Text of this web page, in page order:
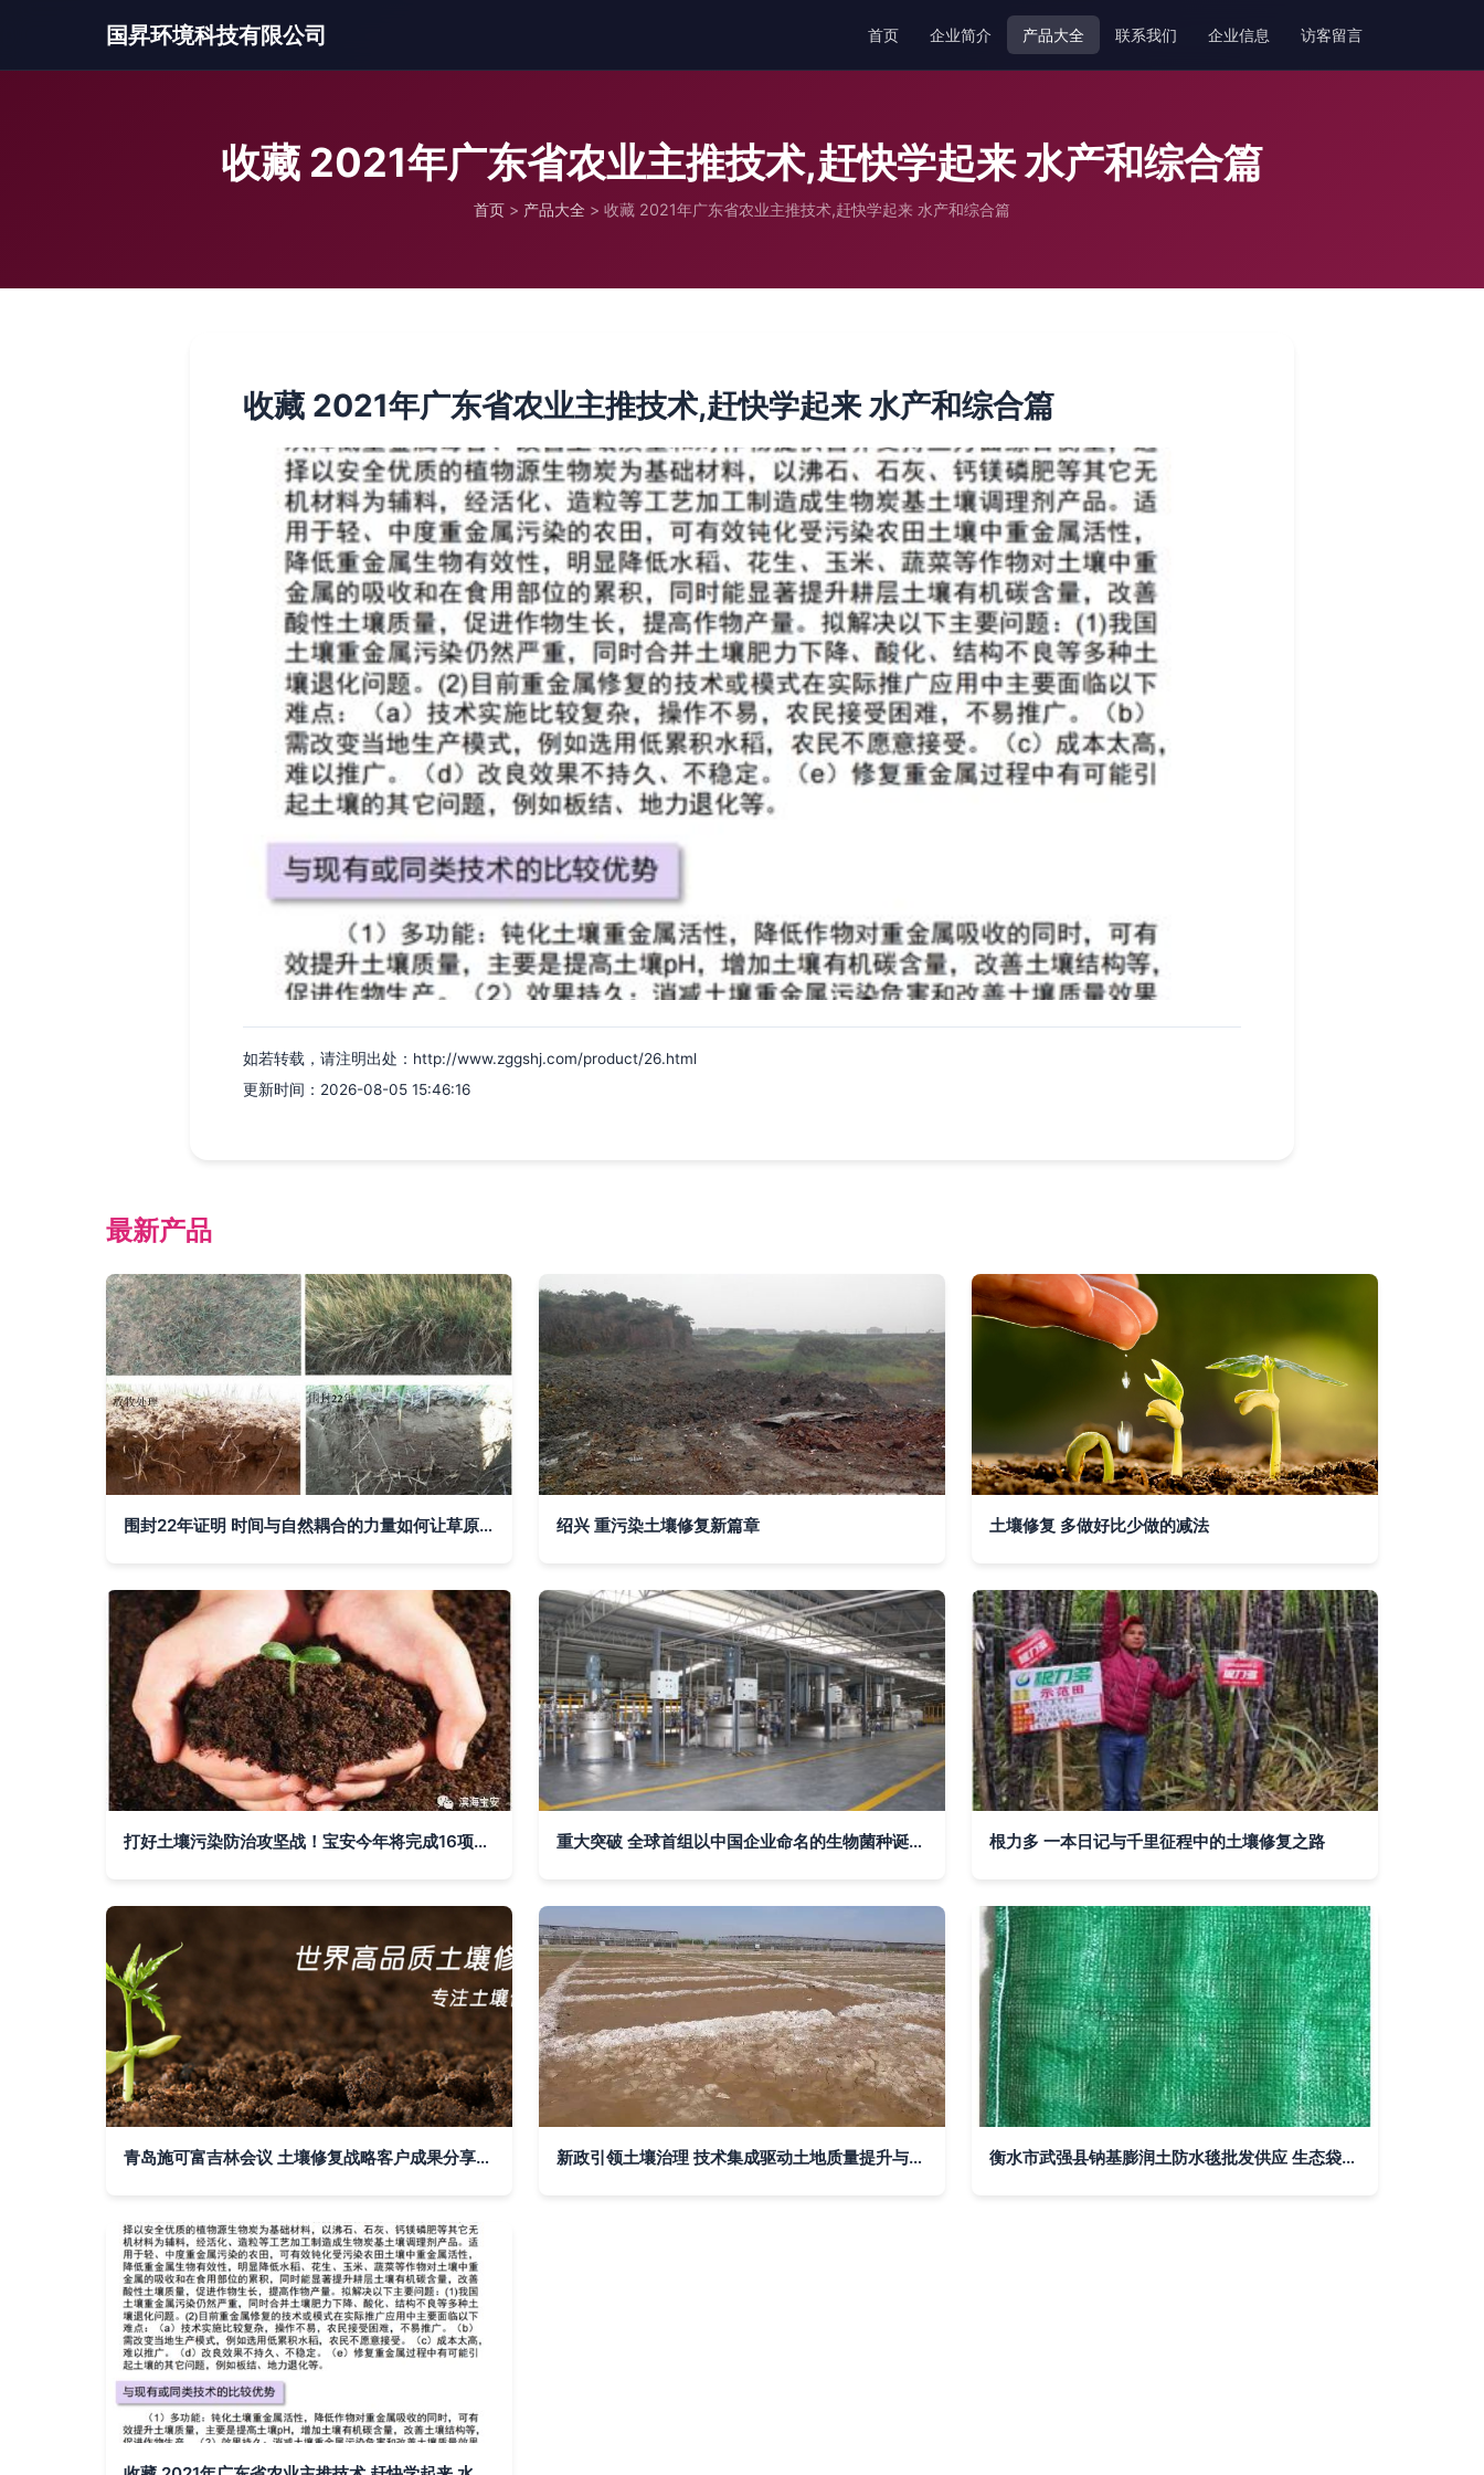
国昇环境科技有限公司 首页 企业简介 产品大全 联系我们 企业信息 访客留言
收藏 2021年广东省农业主推技术,赶快学起来 水产和综合篇
首页 > 产品大全 > 收藏 2021年广东省农业主推技术,赶快学起来 水产和综合篇
收藏 2021年广东省农业主推技术,赶快学起来 水产和综合篇
如若转载，请注明出处：http://www.zggshj.com/product/26.html
更新时间：2026-08-05 15:46:16
最新产品
围封22年证明 时间与自然耦合的力量如何让草原土壤肥力恢复 绍兴 重污染土壤修复新篇章 土壤修复 多做好比少做的减法
打好土壤污染防治攻坚战！宝安今年将完成16项任务推动土壤修复 重大突破 全球首组以中国企业命名的生物菌种诞生，土壤修复迎来新篇章 根力多 一本日记与千里征程中的土壤修复之路
青岛施可富吉林会议 土壤修复战略客户成果分享会及新产品上市启动会圆满举行 新政引领土壤治理 技术集成驱动土地质量提升与生态修复新突破 衡水市武强县钠基膨润土防水毯批发供应 生态袋经销商供货助力土壤修复